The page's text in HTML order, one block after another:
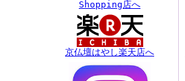
Shopping店へ
京仏壇はやし楽天店へ